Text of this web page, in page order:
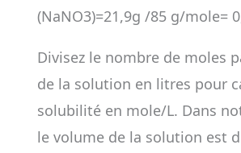
(NaNO3)=21,9g /85 g/mole=
Divisez le nombre de moles
de la solution en litres pour
solubilité en mole/L. Dans
le volume de la solution est